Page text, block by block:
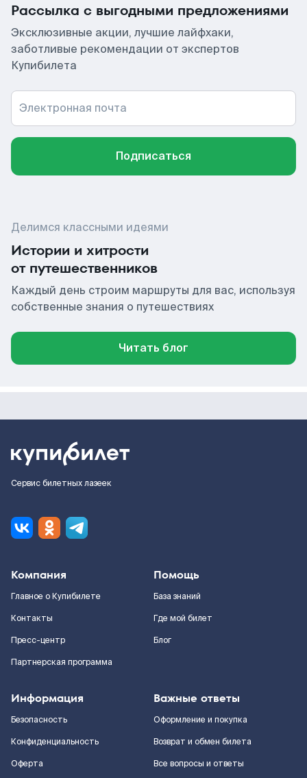
Рассылка с выгодными предложениями
Эксклюзивные акции, лучшие лайфхаки,
заботливые рекомендации от экспертов
Купибилета
Электронная почта
Подписаться
Делимся классными идеями
Истории и хитрости
от путешественников
Каждый день строим маршруты для вас, используя
собственные знания о путешествиях
Читать блог
Сервис билетных лазеек
Компания
Главное о Купибилете
Контакты
Пресс-центр
Партнерская программа
Помощь
База знаний
Где мой билет
Блог
Информация
Безопасность
Конфиденциальность
Оферта
Важные ответы
Оформление и покупка
Возврат и обмен билета
Все вопросы и ответы